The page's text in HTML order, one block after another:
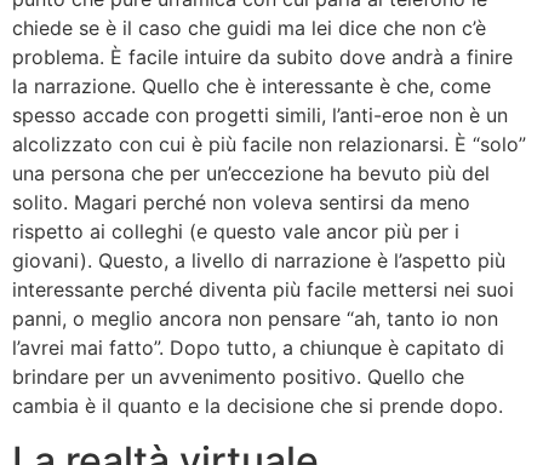
chiede se è il caso che guidi ma lei dice che non c’è
problema. È facile intuire da subito dove andrà a finire
la narrazione. Quello che è interessante è che, come
spesso accade con progetti simili, l’anti-eroe non è un
alcolizzato con cui è più facile non relazionarsi. È “solo”
una persona che per un’eccezione ha bevuto più del
solito. Magari perché non voleva sentirsi da meno
rispetto ai colleghi (e questo vale ancor più per i
giovani). Questo, a livello di narrazione è l’aspetto più
interessante perché diventa più facile mettersi nei suoi
panni, o meglio ancora non pensare “ah, tanto io non
l’avrei mai fatto”. Dopo tutto, a chiunque è capitato di
brindare per un avvenimento positivo. Quello che
cambia è il quanto e la decisione che si prende dopo.